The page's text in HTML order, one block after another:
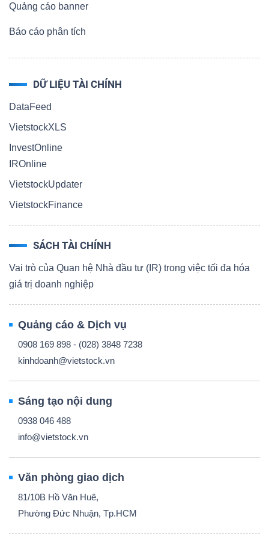
Quảng cáo banner
Báo cáo phân tích
DỮ LIỆU TÀI CHÍNH
DataFeed
VietstockXLS
InvestOnline
IROnline
VietstockUpdater
VietstockFinance
SÁCH TÀI CHÍNH
Vai trò của Quan hệ Nhà đầu tư (IR) trong việc tối đa hóa
giá trị doanh nghiệp
Quảng cáo & Dịch vụ
0908 169 898 - (028) 3848 7238
kinhdoanh@vietstock.vn
Sáng tạo nội dung
0938 046 488
info@vietstock.vn
Văn phòng giao dịch
81/10B Hồ Văn Huê,
Phường Đức Nhuận, Tp.HCM